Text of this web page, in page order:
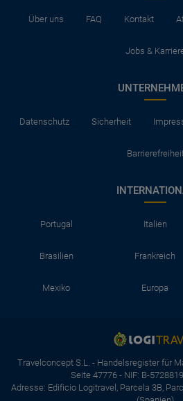
Über uns FAQ Kontakt
Jobs &
Datenschutz Sicherheit
Portugal Italien
Brasilien Frankreich
Mexiko Europa
Travelconcept S.L. - Handelsregister für
Seite 47776 - NIF: B-
Adresse: Edificio Logitravel, Parcela 3B,